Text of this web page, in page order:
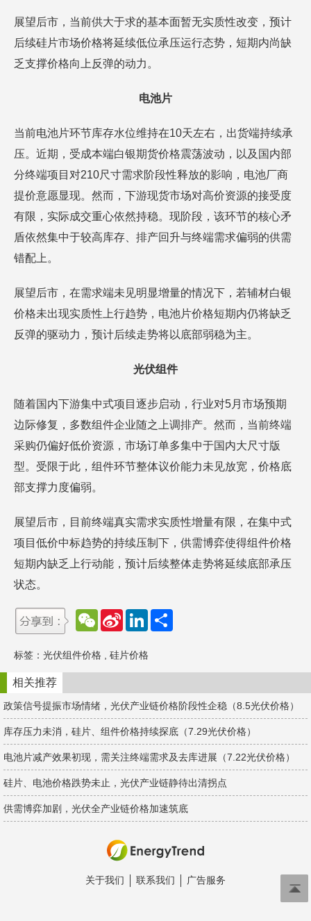
展望后市，当前供大于求的基本面暂无实质性改变，预计
后续硅片市场价格将延续低位承压运行态势，短期内尚缺
乏支撑价格向上反弹的动力。
电池片
当前电池片环节库存水位维持在10天左右，出货端持续承
压。近期，受成本端白银期货价格震荡波动，以及国内部
分终端项目对210尺寸需求阶段性释放的影响，电池厂商
提价意愿显现。然而，下游现货市场对高价资源的接受度
有限，实际成交重心依然持稳。现阶段，该环节的核心矛
盾依然集中于较高库存、排产回升与终端需求偏弱的供需
错配上。
展望后市，在需求端未见明显增量的情况下，若辅材白银
价格未出现实质性上行趋势，电池片价格短期内仍将缺乏
反弹的驱动力，预计后续走势将以底部弱稳为主。
光伏组件
随着国内下游集中式项目逐步启动，行业对5月市场预期
边际修复，多数组件企业随之上调排产。然而，当前终端
采购仍偏好低价资源，市场订单多集中于国内大尺寸版
型。受限于此，组件环节整体议价能力未见放宽，价格底
部支撑力度偏弱。
展望后市，目前终端真实需求实质性增量有限，在集中式
项目低价中标趋势的持续压制下，供需博弈使得组件价格
短期内缺乏上行动能，预计后续整体走势将延续底部承压
状态。
W
e
a
t
S
a
W
e
b
o
L
e
d
n
标签： 光伏组件价格 硅片价格
相关推荐
政策信号提振市场情绪，光伏产业链价格阶段性企稳（8.5光伏价格）
库存压力未消，硅片、组件价格持续探底（7.29光伏价格）
电池片减产效果初现，需关注终端需求及去库进展（7.22光伏价格）
硅片、电池价格跌势未止，光伏产业链静待出清拐点
供需博弈加剧，光伏全产业链价格加速筑底
关于我们 联系我们 广告服务